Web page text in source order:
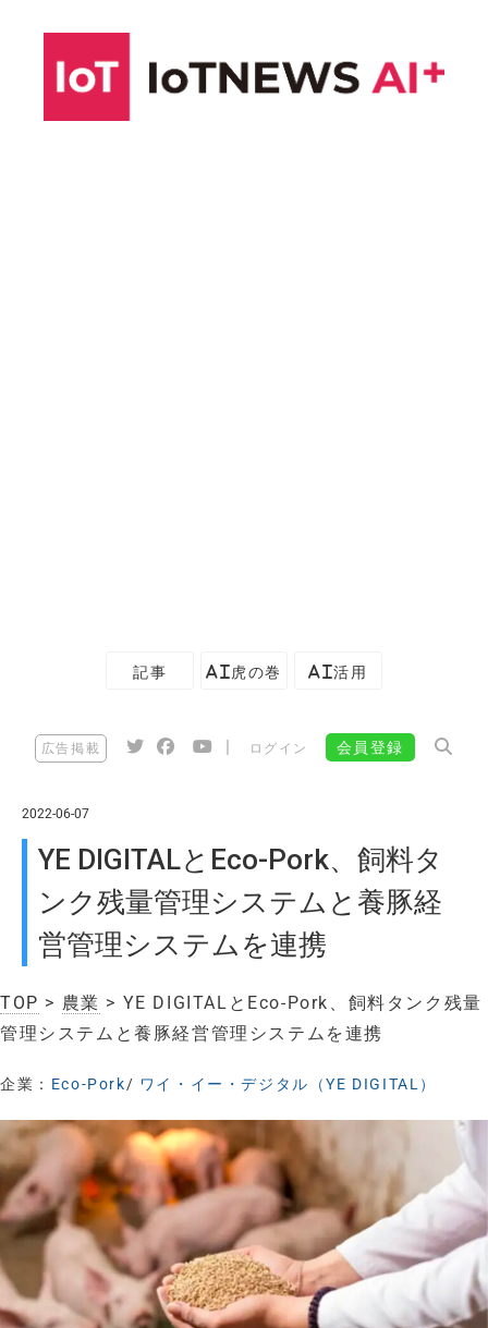
記事 AI虎の巻 AI活用
広告掲載 ログイン 会員登録
2022-06-07
YE DIGITALとEco-Pork、飼料タ
ンク残量管理システムと養豚経
営管理システムを連携
TOP > 農業 > YE DIGITALとEco-Pork、飼料タンク残量
管理システムと養豚経営管理システムを連携
企業： Eco-Pork/ ワイ・イー・デジタル（YE DIGITAL）